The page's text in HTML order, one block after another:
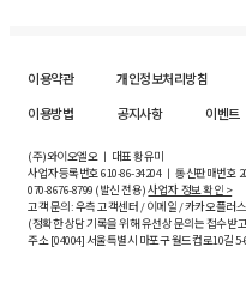
이용약관 개인정보처리방침
이용방법
공지사항 이벤트
(주)와이오엘오 ㅣ 대표 황유미
사업자등록번호610-86-34204ㅣ 통신판매번호
070-8676-8799 (발신 전용)사업자 정보 확인 >
고객 문의: 우측 고객센터 / 이메일 / 카카오플러
(정확한 상담 기록을 위해 유선상 문의는 접수받
주소 [04004] 서울특별시 마포구 월드컵로10길5-